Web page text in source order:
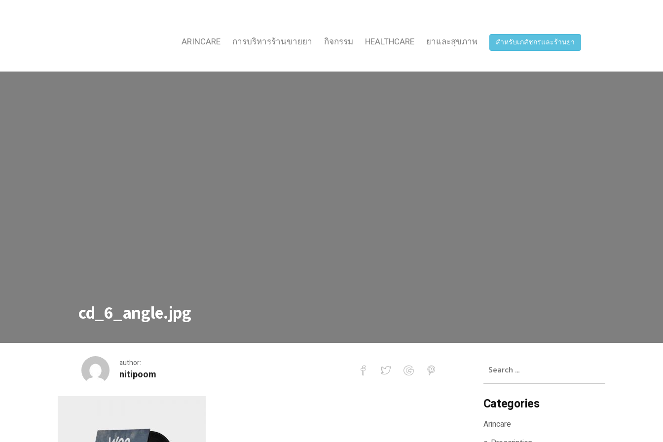
ARINCARE การบริหารร้านขายยา กิจกรรม HEALTHCARE ยาและสุขภาพ สำหรับเภสัชกรและร้านยา
cd_6_angle.jpg
author:
nitipoom
for:
Categories
Arincare